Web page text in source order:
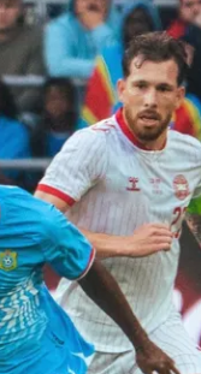
لكأس العالم
الدوري